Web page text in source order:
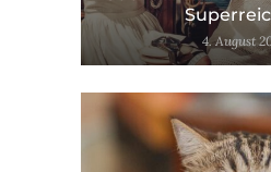
4. August